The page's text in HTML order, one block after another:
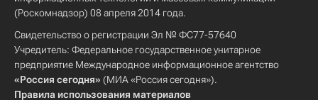
(Роскомнадзор) 08 апреля 2014 года.
Свидетельство о регистрации Эл № ФС77-57640
Учредитель: Федеральное государственное унитарное
предприятие Международное информационное агентство
«Россия сегодня» (МИА «Россия сегодня»).
Правила использования материалов